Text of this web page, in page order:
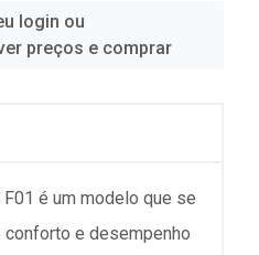
login ou
preços e comprar
é um modelo que se
e desempenho